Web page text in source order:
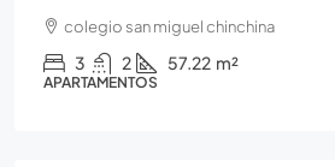
colegio san miguel chinchina
3 2 57.22 m²
APARTAMENTOS